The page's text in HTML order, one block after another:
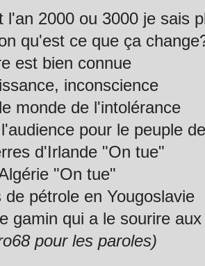
l'an 2000 ou 3000 je sais
qu'est ce que ça
est bien connue
inconscience
monde de l'intolérance
pour le peuple
d'Irlande "On tue"
"On tue"
de pétrole en Yougoslavie
gamin qui a le sourire
pour les paroles)